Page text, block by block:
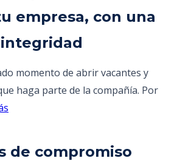
empresa, con una
momento de abrir vacantes y
haga parte de la compañía. Por
de compromiso